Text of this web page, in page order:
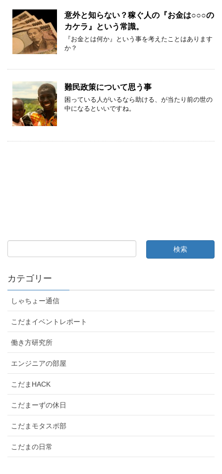
意外と知らない？稼ぐ人の『お金は○○○の
カケラ』という常識。
『お金とは何か』という事を考えたことはあります
か？
難民政策について思う事
困っている人がいるなら助ける、が当たり前の世の
中になるといいですね。
カテゴリー
しゃちょー通信
こだまイベントレポート
働き方研究所
エンジニアの部屋
こだまHACK
こだまーずの休日
こだまモタスポ部
こだまの日常